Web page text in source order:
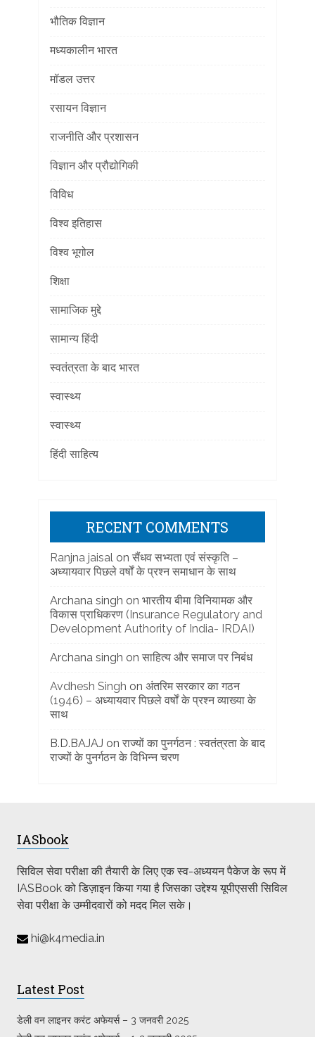
भौतिक विज्ञान
मध्यकालीन भारत
मॉडल उत्तर
रसायन विज्ञान
राजनीति और प्रशासन
विज्ञान और प्रौद्योगिकी
विविध
विश्व इतिहास
विश्व भूगोल
शिक्षा
सामाजिक मुद्दे
सामान्य हिंदी
स्वतंत्रता के बाद भारत
स्वास्थ्य
स्वास्थ्य
हिंदी साहित्य
RECENT COMMENTS
Ranjna jaisalon सैंधव सभ्यता एवं संस्कृति –
अध्यायवार पिछले वर्षों के प्रश्न समाधान के साथ
Archana singh on भारतीय बीमा विनियामक और
विकास प्राधिकरण (Insurance Regulatory and
Development Authority of India- IRDAI)
Archana singh on साहित्य और समाज पर निबंध
Avdhesh Singh on अंतरिम सरकार का गठन
(1946) – अध्यायवार पिछले वर्षों के प्रश्न व्याख्या के
साथ
B.D.BAJAJ on राज्यों का पुनर्गठन : स्वतंत्रता के बाद
राज्यों के पुनर्गठन के विभिन्न चरण
IASbook
सिविल सेवा परीक्षा की तैयारी के लिए एक स्व-अध्ययन पैकेज के रूप में
IASBook को डिज़ाइन किया गया है जिसका उद्देश्य यूपीएससी सिविल
सेवा परीक्षा के उम्मीदवारों को मदद मिल सके।
hi@k4media.in
Latest Post
डेली वन लाइनर करंट अफेयर्स – 3 जनवरी 2025